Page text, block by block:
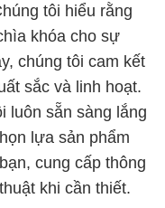
tôi hiểu rằng
khóa cho sự
chúng tôi cam kết
sắc và linh hoạt.
luôn sẵn sàng lắng
lựa sản phẩm
cung cấp thông
khi cần thiết.